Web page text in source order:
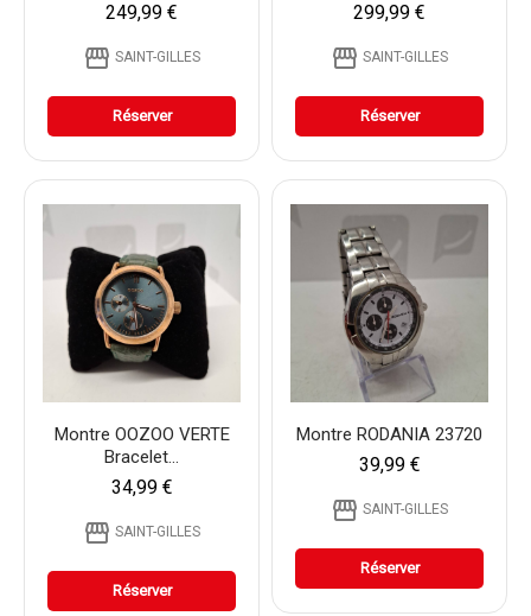
249,99 €
storefront SAINT-GILLES
Réserver
299,99 €
storefront SAINT-GILLES
Réserver
Montre OOZOO VERTE
Bracelet...
34,99 €
storefront SAINT-GILLES
Réserver
Montre RODANIA 23720
39,99 €
storefront SAINT-GILLES
Réserver